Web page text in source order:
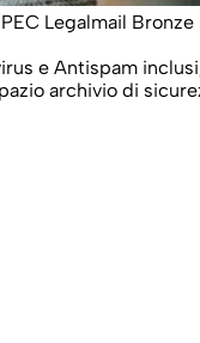
Legalmail
e Antispam
archivio di